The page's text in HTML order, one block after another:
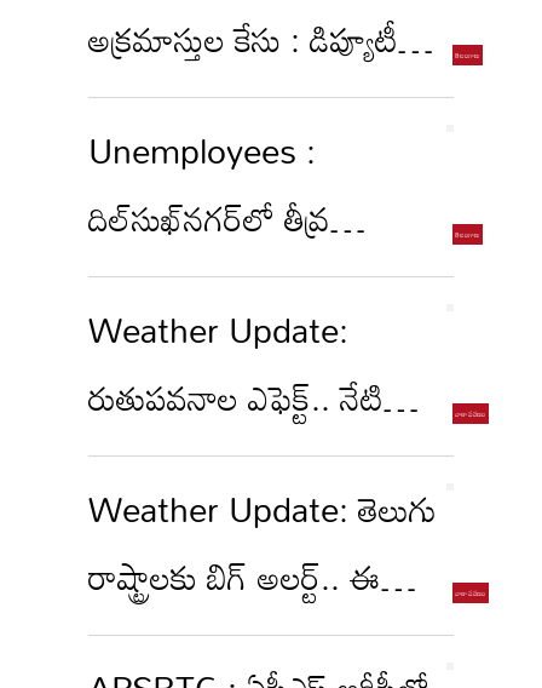
అక్రమాస్తుల కేసు : డిప్యూటీ
డైరెక్టర్ నరహరి అరెస్ట్!
Unemployees :
దిల్‌సుఖ్‌నగర్‌లో తీవ్ర
ఉద్రిక్తత..నిరుద్యోగుల మెరుపు
ధర్నా
Weather Update:
రుతుపవనాల ఎఫెక్ట్.. నేటి
నుంచి ఈ జిల్లాల్లో భారీ వర్షాలు
Weather Update: తెలుగు
రాష్ట్రాలకు బిగ్ అలర్ట్.. ఈ
జిల్లాల్లో భారీ వర్షాలు.. ఇక